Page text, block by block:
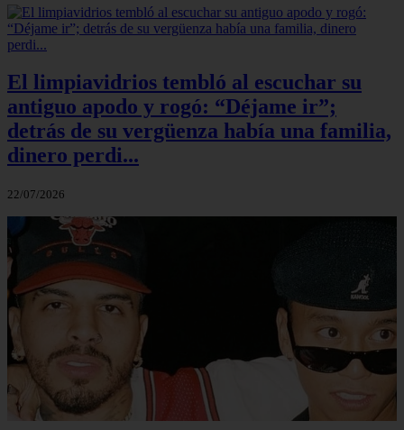
El limpiavidrios tembló al escuchar su
antiguo apodo y rogó: “Déjame ir”;
detrás de su vergüenza había una familia,
dinero perdi...
22/07/2026